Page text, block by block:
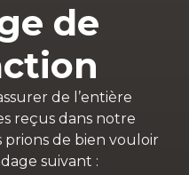
de
de l’entière
reçus dans notre
prions de bien vouloir
suivant :